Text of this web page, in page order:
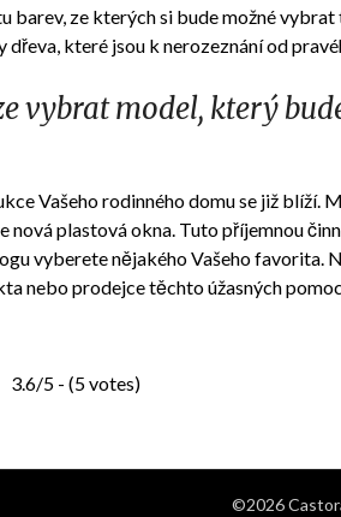
barev, ze kterých si bude možné
které jsou k nerozeznání od
vybrat model, který
Vašeho rodinného domu se již blíží.
nová plastová okna. Tuto příjemnou
vyberete nějakého Vašeho favorita.
nebo prodejce těchto úžasných
3.6/5 - (5 votes)
©2026